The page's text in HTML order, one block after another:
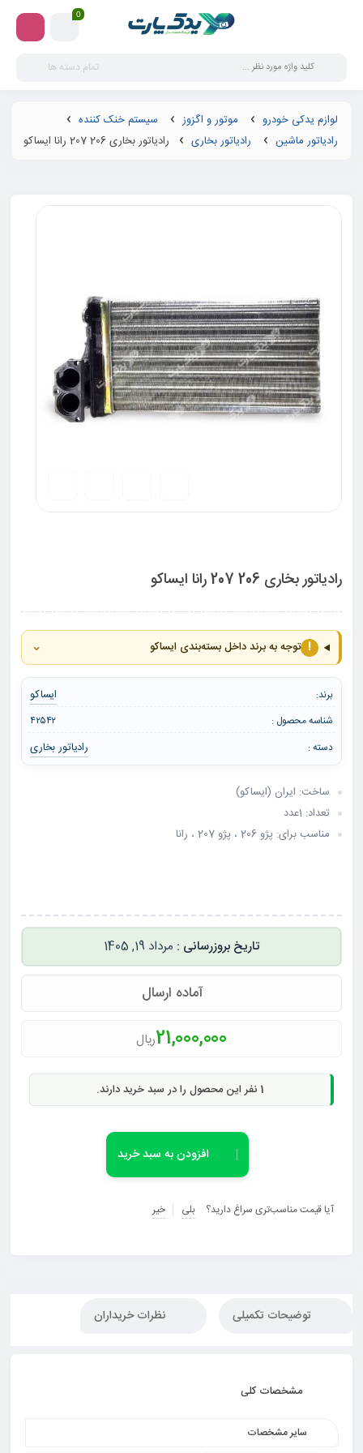
0
تمام دسته ها
لوازم یدکی خودرو موتور و اگزوز
سیستم خنک کننده
رادیاتور ماشین
رادیاتور بخاری رادیاتور بخاری 206 207 رانا ایساکو
رادیاتور بخاری 206 207 رانا ایساکو
! توجه به برند داخل بسته‌بندی ایساکو ⌄
برند: ایساکو
شناسه محصول :
۴۲۵۴۲
دسته :
رادیاتور بخاری
ساخت: ایران (ایساکو)
تعداد: 1عدد
مناسب برای: پژو 206 ، پژو 207 ، رانا
مرداد 19, 1405
آماده ارسال
21,000,000ریال
1 نفر این محصول را در سبد خرید دارند.
افزودن به سبد خرید
آیا قیمت مناسب‌تری سراغ دارید؟ بلی خیر
توضیحات تکمیلی نظرات خریداران
مشخصات کلی
سایر مشخصات